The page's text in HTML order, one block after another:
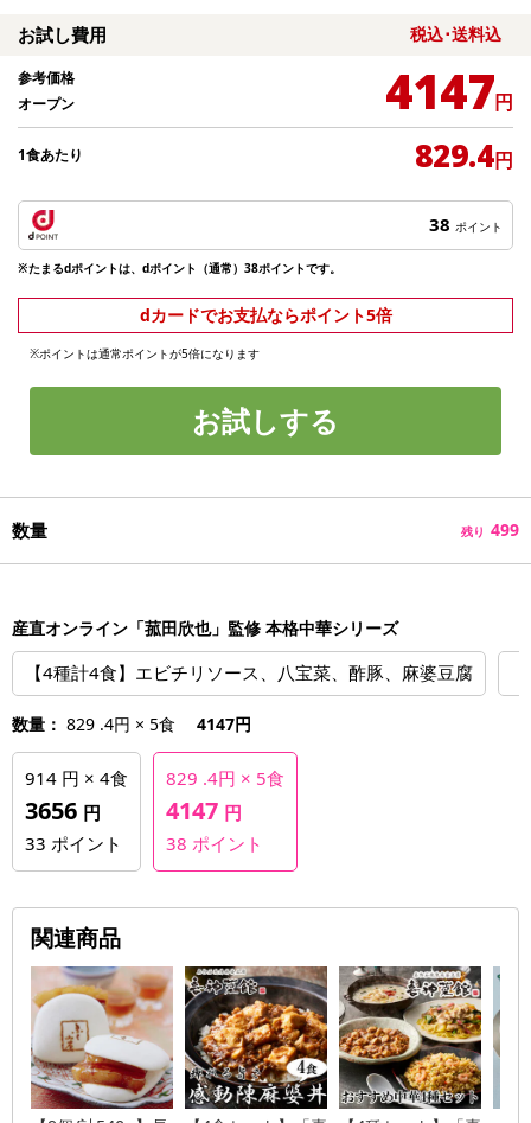
お試し費用 税込･送料込
参考価格
オープン
4147円
1食あたり 829.4円
38 ポイント
※たまるdポイントは、dポイント（通常）38ポイントです。
dカードでお支払ならポイント5倍
※ポイントは通常ポイントが5倍になります
お試しする
数量 残り 499
産直オンライン「菰田欣也」監修 本格中華シリーズ
【4種計4食】エビチリソース、八宝菜、酢豚、麻婆豆腐
数量： 829 .4円 × 5食 4147円
914 円 × 4食
3656 円
33 ポイント
829 .4円 × 5食
4147 円
38 ポイント
関連商品